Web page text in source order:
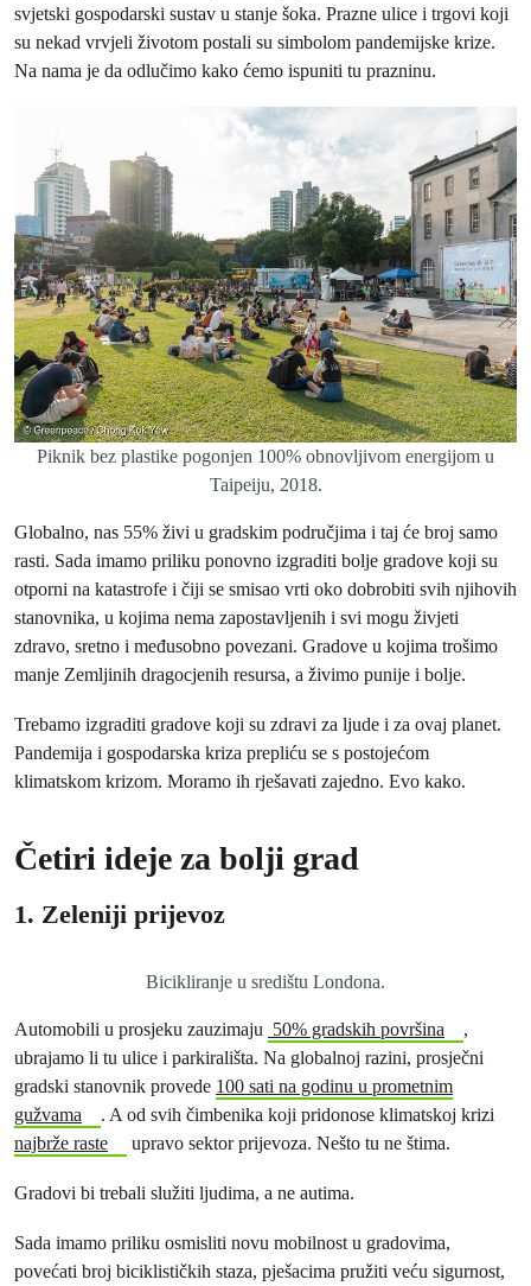
svjetski gospodarski sustav u stanje šoka. Prazne ulice i trgovi koji
su nekad vrvjeli životom postali su simbolom pandemijske krize.
Na nama je da odlučimo kako ćemo ispuniti tu prazninu.
Piknik bez plastike pogonjen 100% obnovljivom energijom u
Taipeiju, 2018.
Globalno, nas 55% živi u gradskim područjima i taj će broj samo
rasti. Sada imamo priliku ponovno izgraditi bolje gradove koji su
otporni na katastrofe i čiji se smisao vrti oko dobrobiti svih njihovih
stanovnika, u kojima nema zapostavljenih i svi mogu živjeti
zdravo, sretno i međusobno povezani. Gradove u kojima trošimo
manje Zemljinih dragocjenih resursa, a živimo punije i bolje.
Trebamo izgraditi gradove koji su zdravi za ljude i za ovaj planet.
Pandemija i gospodarska kriza prepliću se s postojećom
klimatskom krizom. Moramo ih rješavati zajedno. Evo kako.
Četiri ideje za bolji grad
1. Zeleniji prijevoz
Bicikliranje u središtu Londona.
Automobili u prosjeku zauzimaju 50% gradskih površina
,
ubrajamo li tu ulice i parkirališta. Na globalnoj razini, prosječni
gradski stanovnik provede 100 sati na godinu u prometnim
gužvama
. A od svih čimbenika koji pridonose klimatskoj krizi
najbrže raste
upravo sektor prijevoza. Nešto tu ne štima.
Gradovi bi trebali služiti ljudima, a ne autima.
Sada imamo priliku osmisliti novu mobilnost u gradovima,
povećati broj biciklističkih staza, pješacima pružiti veću sigurnost,